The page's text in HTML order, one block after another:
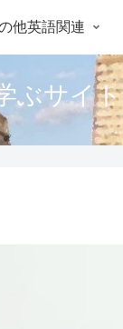
ぶサイト
他英語関連